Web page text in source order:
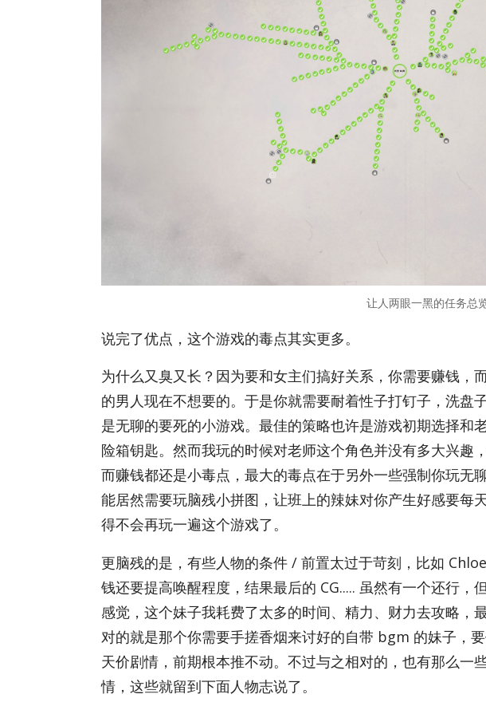
让人两眼一黑的任务总
说完了优点，这个游戏的毒点其实更多。
为什么又臭又长？因为要和女主们搞好关系，你需要赚钱
的男人现在不想要的。于是你就需要耐着性子打钉子，洗盘
是无聊的要死的小游戏。最佳的策略也许是游戏初期选择和
险箱钥匙。然而我玩的时候对老师这个角色并没有多大兴趣
而赚钱都还是小毒点，最大的毒点在于另外一些强制你玩无
能居然需要玩脑残小拼图，让班上的辣妹对你产生好感要每
得不会再玩一遍这个游戏了。
更脑残的是，有些人物的条件 / 前置太过于苛刻，比如
钱还要提高唤醒程度，结果最后的 CG..... 虽然有一个还行，
感觉，这个妹子我耗费了太多的时间、精力、财力去攻略，
对的就是那个你需要手搓香烟来讨好的自带 bgm 的妹子，
天价剧情，前期根本推不动。不过与之相对的，也有那么一
情，这些就留到下面人物志说了。